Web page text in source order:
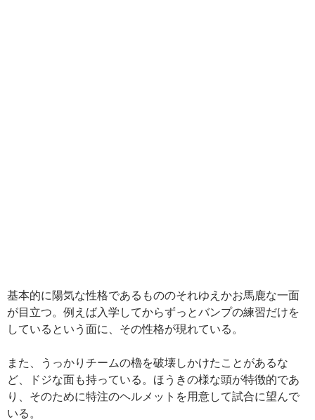
基本的に陽気な性格であるもののそれゆえかお馬鹿な一面
が目立つ。例えば入学してからずっとバンプの練習だけを
しているという面に、その性格が現れている。
また、うっかりチームの櫓を破壊しかけたことがあるな
ど、ドジな面も持っている。ほうきの様な頭が特徴的であ
り、そのために特注のヘルメットを用意して試合に望んで
いる。